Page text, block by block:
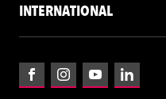
INTERNATIONAL
FacebookInstagramYouTubeLinkedIn